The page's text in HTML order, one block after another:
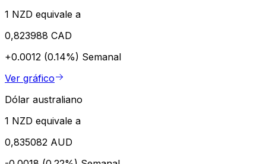
1 NZD equivale a
0,823988 CAD
+0.0012 (0.14%) Semanal
Ver gráfico
Dólar australiano
1 NZD equivale a
0,835082 AUD